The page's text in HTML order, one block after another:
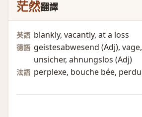
茫然翻譯
英語 blankly, vacantly, at a loss
德語 geistesabwesend (Adj)​,
unsicher, ahnungslos (Adj)​
法語 perplexe, bouche bée, perdu